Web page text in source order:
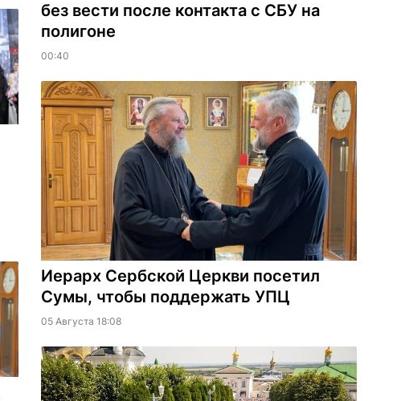
без вести после контакта с СБУ на
полигоне
00:40
Иерарх Сербской Церкви посетил
Сумы, чтобы поддержать УПЦ
05 Августа 18:08